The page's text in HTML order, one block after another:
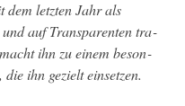
dem let­zten Jahr als
auf Trans­par­enten tra­
ihn zu einem beson­
ihn gezielt ein­set­zen.